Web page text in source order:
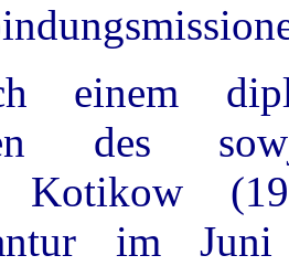
einem
des
Kotikow
im